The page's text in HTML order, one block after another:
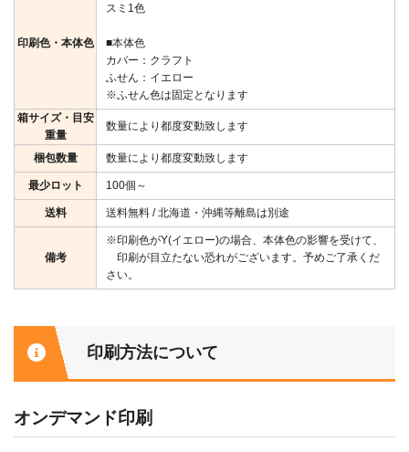
印刷色・本体色
スミ1色
■本体色
カバー：クラフト
ふせん：イエロー
※ふせん色は固定となります
箱サイズ・目安
重量
数量により都度変動致します
梱包数量 数量により都度変動致します
最少ロット 100個～
送料 送料無料 / 北海道・沖縄等離島は別途
備考
※印刷色がY(イエロー)の場合、本体色の影響を受けて、
印刷が目立たない恐れがございます。予めご了承くだ
さい。
印刷方法について
オンデマンド印刷